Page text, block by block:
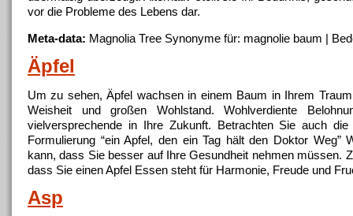
vor die Probleme des Lebens dar.
Meta-data: Magnolia Tree Synonyme für: magnolie baum |
Äpfel
Um zu sehen, Äpfel wachsen in einem Baum in Ihrem
Weisheit und großen Wohlstand. Wohlverdiente
vielversprechende in Ihre Zukunft. Betrachten Sie auch die
Formulierung “ein Apfel, den ein Tag hält den Doktor Weg”
kann, dass Sie besser auf Ihre Gesundheit nehmen müssen.
dass Sie einen Apfel Essen steht für Harmonie, Freude und
Asp